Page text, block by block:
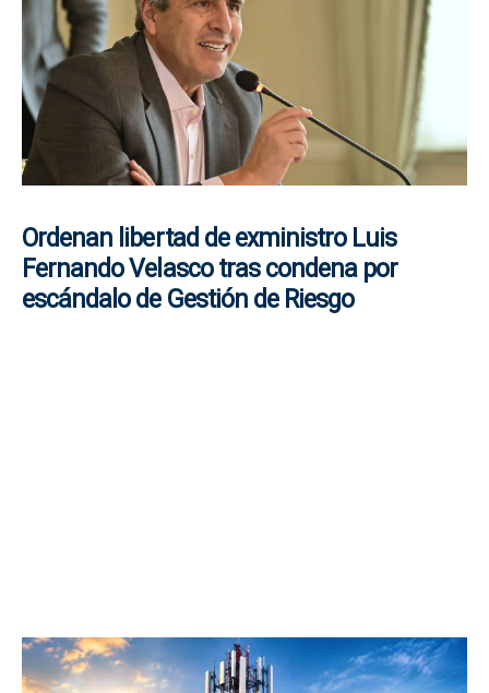
Ordenan libertad de exministro Luis
Fernando Velasco tras condena por
escándalo de Gestión de Riesgo